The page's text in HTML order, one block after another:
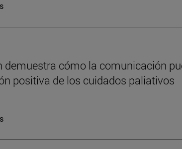
demuestra cómo la comunicación
positiva de los cuidados paliativos